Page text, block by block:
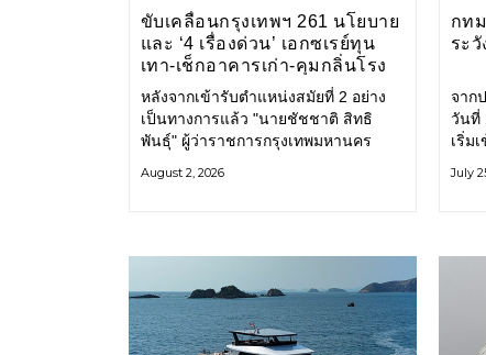
ขับเคลื่อนกรุงเทพฯ 261 นโยบาย
และ ‘4 เรื่องด่วน’ เอกซเรย์ทุน
เทา-เช็กอาคารเก่า-คุมกลิ่นโรง
ขยะ-ขีดเส้นสอบทุจริต
หลังจากเข้ารับตำแหน่งสมัยที่ 2 อย่าง
เป็นทางการแล้ว "นายชัชชาติ สิทธิ
พันธุ์" ผู้ว่าราชการกรุงเทพมหานคร
แปลงนโยบายสู่แผนยุทธศาสตร์ จัด
August 2, 2026
กท
ระ
จาก
วันที่
เริ่ม
รับ
July